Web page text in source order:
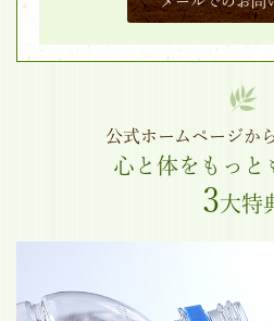
公式ホームページか
心と体をもっと
3大特